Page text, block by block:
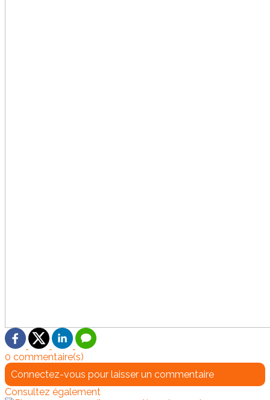
0 commentaire(s)
Connectez-vous pour laisser un commentaire
Consultez également